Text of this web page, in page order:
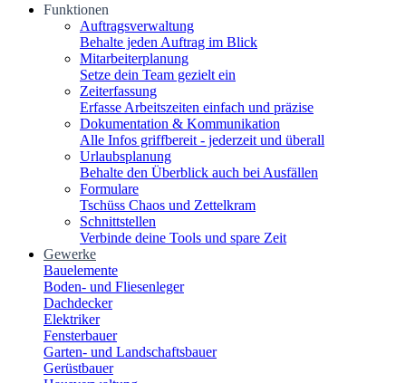
Funktionen
Auftragsverwaltung
Behalte jeden Auftrag im Blick
Mitarbeiterplanung
Setze dein Team gezielt ein
Zeiterfassung
Erfasse Arbeitszeiten einfach und präzise
Dokumentation & Kommunikation
Alle Infos griffbereit - jederzeit und überall
Urlaubsplanung
Behalte den Überblick auch bei Ausfällen
Formulare
Tschüss Chaos und Zettelkram
Schnittstellen
Verbinde deine Tools und spare Zeit
Gewerke
Bauelemente
Boden- und Fliesenleger
Dachdecker
Elektriker
Fensterbauer
Garten- und Landschaftsbauer
Gerüstbauer